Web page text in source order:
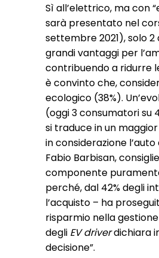
Sì all’elettrico, ma con
sarà presentato nel
settembre 2021), solo
grandi vantaggi per
contribuendo a ridurre
è convinto che,
ecologico (38%).
(oggi 3 consumatori
si traduce in un
in considerazione
Fabio Barbisan,
componente
perché, dal 42% degli
l’acquisto – ha
risparmio nella gestione
degli EV driverdichiara
decisione”.